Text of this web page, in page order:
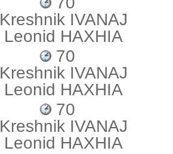
Kreshnik IVANAJ
Leonid HAXHIA
70
Kreshnik IVANAJ
Leonid HAXHIA
70
Kreshnik IVANAJ
Leonid HAXHIA